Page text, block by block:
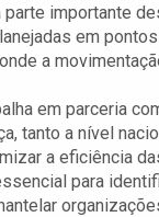
importante
em
a
em parceria
tanto a nível
a eficiência
para